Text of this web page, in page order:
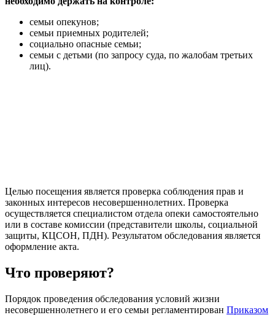
семьи опекунов;
семьи приемных родителей;
социально опасные семьи;
семьи с детьми (по запросу суда, по жалобам третьих
лиц).
Целью посещения является проверка соблюдения прав и
законных интересов несовершеннолетних. Проверка
осуществляется специалистом отдела опеки самостоятельно
или в составе комиссии (представители школы, социальной
защиты, КЦСОН, ПДН). Результатом обследования является
оформление акта.
Что проверяют?
Порядок проведения обследования условий жизни
несовершеннолетнего и его семьи регламентирован Приказом